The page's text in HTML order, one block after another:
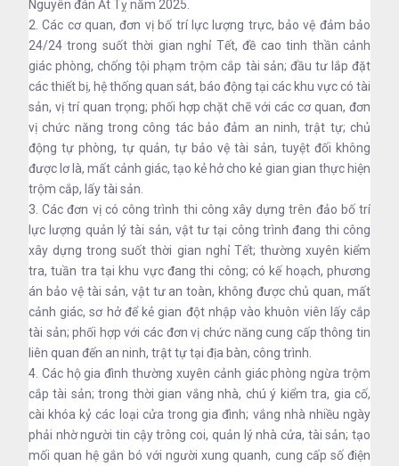
Nguyên đán Ất Tỵ năm 2025.
2. Các cơ quan, đơn vị bố trí lực lượng trực, bảo vệ đảm bảo
24/24 trong suốt thời gian nghỉ Tết, đề cao tinh thần cảnh
giác phòng, chống tội phạm trộm cắp tài sản; đầu tư lắp đặt
các thiết bị, hệ thống quan sát, báo động tại các khu vực có tài
sản, vị trí quan trọng; phối hợp chặt chẽ với các cơ quan, đơn
vị chức năng trong công tác bảo đảm an ninh, trật tự; chủ
động tự phòng, tự quản, tự bảo vệ tài sản, tuyệt đối không
được lơ là, mất cảnh giác, tạo kẻ hở cho kẻ gian gian thực hiện
trộm cắp, lấy tài sản.
3. Các đơn vị có công trình thi công xây dựng trên đảo bố trí
lực lượng quản lý tài sản, vật tư tại công trình đang thi công
xây dựng trong suốt thời gian nghỉ Tết; thường xuyên kiểm
tra, tuần tra tại khu vực đang thi công; có kế hoạch, phương
án bảo vệ tài sản, vật tư an toàn, không được chủ quan, mất
cảnh giác, sơ hở để kẻ gian đột nhập vào khuôn viên lấy cắp
tài sản; phối hợp với các đơn vị chức năng cung cấp thông tin
liên quan đến an ninh, trật tự tại địa bàn, công trình.
4. Các hộ gia đình thường xuyên cảnh giác phòng ngừa trộm
cắp tài sản; trong thời gian vắng nhà, chú ý kiểm tra, gia cố,
cài khóa kỷ các loại cửa trong gia đình; vắng nhà nhiều ngày
phải nhờ người tin cậy trông coi, quản lý nhà cửa, tài sản; tạo
mối quan hệ gắn bó với người xung quanh, cung cấp số điện